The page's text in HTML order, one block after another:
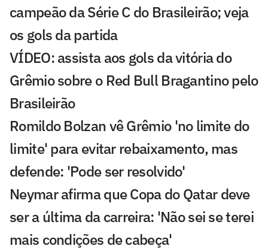
campeão da Série C do Brasileirão; veja
os gols da partida
VÍDEO: assista aos gols da vitória do
Grêmio sobre o Red Bull Bragantino pelo
Brasileirão
Romildo Bolzan vê Grêmio 'no limite do
limite' para evitar rebaixamento, mas
defende: 'Pode ser resolvido'
Neymar afirma que Copa do Qatar deve
ser a última da carreira: 'Não sei se terei
mais condições de cabeça'